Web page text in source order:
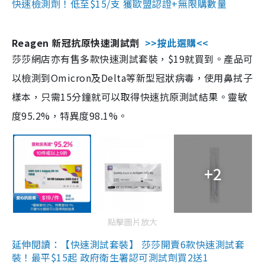
快速檢測劑！低至$15/支 獲歐盟認證+無限購數量
Reagen 新冠抗原快速測試劑 >>按此選購<<
莎莎網店亦有售多款快速測試套裝，$19就買到。產品可
以檢測到Omicron及Delta等新型冠狀病毒，使用鼻拭子
樣本，只需15分鐘就可以取得快速抗原測試結果。靈敏
度95.2%，特異度98.1%。
+2
點擊圖片放大
延伸閱讀：【快速測試套裝】 莎莎開賣6款快速測試套
裝！最平$15起 政府衛生署認可測試劑買2送1